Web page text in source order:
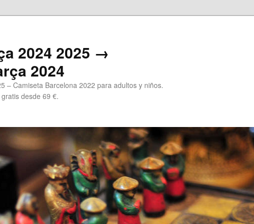
2024 2025 →
2024
– Camiseta Barcelona 2022 para adultos y niños.
desde 69 €.